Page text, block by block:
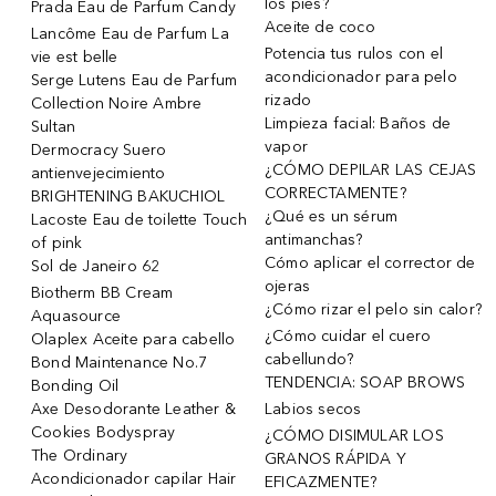
Prada Eau de Parfum Candy
Lancôme Eau de Parfum La
vie est belle
Serge Lutens Eau de Parfum
Collection Noire Ambre
Sultan
Dermocracy Suero
antienvejecimiento
BRIGHTENING BAKUCHIOL
Lacoste Eau de toilette Touch
of pink
Sol de Janeiro 62
Biotherm BB Cream
Aquasource
Olaplex Aceite para cabello
Bond Maintenance No.7
Bonding Oil
Axe Desodorante Leather &
Cookies Bodyspray
The Ordinary
Acondicionador capilar Hair
los pies?
Aceite de coco
Potencia tus rulos con el
acondicionador para pelo
rizado
Limpieza facial: Baños de
vapor
¿CÓMO DEPILAR LAS CEJAS
CORRECTAMENTE?
¿Qué es un sérum
antimanchas?
Cómo aplicar el corrector de
ojeras
¿Cómo rizar el pelo sin calor?
¿Cómo cuidar el cuero
cabellundo?
TENDENCIA: SOAP BROWS
Labios secos
¿CÓMO DISIMULAR LOS
GRANOS RÁPIDA Y
EFICAZMENTE?